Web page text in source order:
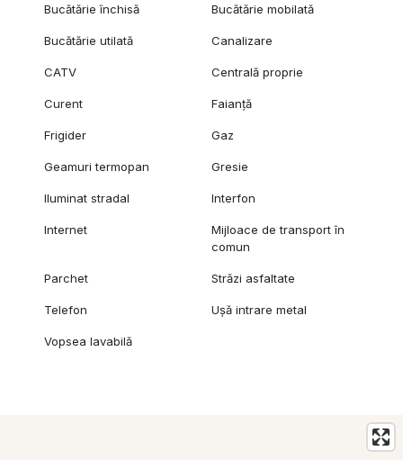
Bucătărie închisă Bucătărie mobilată
Bucătărie utilată Canalizare
CATV Centrală proprie
Curent Faianță
Frigider Gaz
Geamuri termopan Gresie
Iluminat stradal Interfon
Internet
Mijloace de transport în
comun
Parchet Străzi asfaltate
Telefon Ușă intrare metal
Vopsea lavabilă